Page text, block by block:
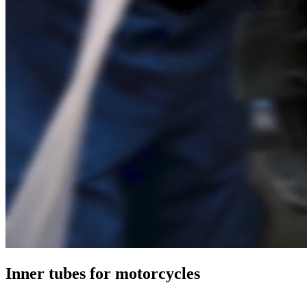
Inner tubes for motorcycles